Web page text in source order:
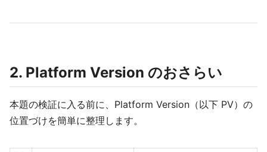
2. Platform Version のおさらい
本題の検証に入る前に、Platform Version（以下 PV）の
位置づけを簡単に整理します。